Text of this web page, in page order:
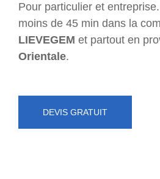
Pour particulier et
moins de 45 min dans la
LIEVEGEM et partout en
Orientale.
DEVIS GRATUIT